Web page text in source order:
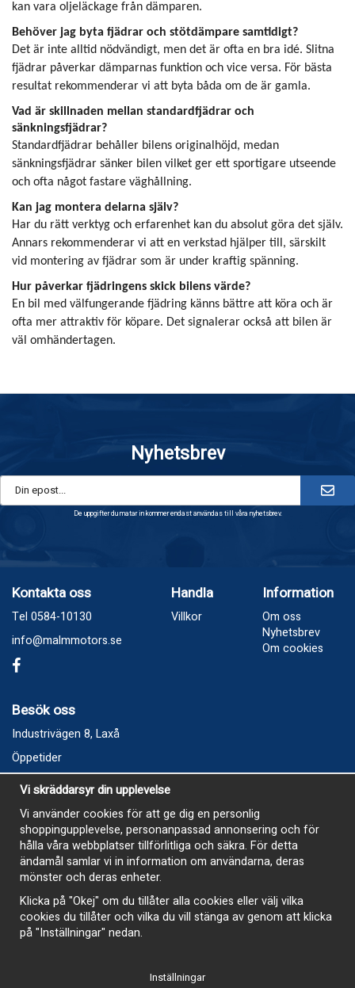
kan vara oljeläckage från dämparen.
Behöver jag byta fjädrar och stötdämpare samtidigt?
Det är inte alltid nödvändigt, men det är ofta en bra idé. Slitna
fjädrar påverkar dämparnas funktion och vice versa. För bästa
resultat rekommenderar vi att byta båda om de är gamla.
Vad är skillnaden mellan standardfjädrar och
sänkningsfjädrar?
Standardfjädrar behåller bilens originalhöjd, medan
sänkningsfjädrar sänker bilen vilket ger ett sportigare utseende
och ofta något fastare väghållning.
Kan jag montera delarna själv?
Har du rätt verktyg och erfarenhet kan du absolut göra det själv.
Annars rekommenderar vi att en verkstad hjälper till, särskilt
vid montering av fjädrar som är under kraftig spänning.
Hur påverkar fjädringens skick bilens värde?
En bil med välfungerande fjädring känns bättre att köra och är
ofta mer attraktiv för köpare. Det signalerar också att bilen är
väl omhändertagen.
Nyhetsbrev
De uppgifter du matar in kommer endast användas till våra nyhetsbrev.
Kontakta oss
Tel 0584-10130
info@malmmotors.se
Handla
Villkor
Information
Om oss
Nyhetsbrev
Om cookies
Besök oss
Industrivägen 8, Laxå
Öppetider
Vecka 32
Måndag kl 9-12, kl 13 - 15
Onsdag kl 9-12, kl 13 - 15
Tisdag, Tordag och Fredag stängt
E-Handelsbutiken är öppen och paket skickas hela
sommaren
Vi skräddarsyr din upplevelse
Vi använder cookies för att ge dig en personlig
shoppingupplevelse, personanpassad annonsering och för
hålla våra webbplatser tillförlitliga och säkra. För detta
ändamål samlar vi in information om användarna, deras
mönster och deras enheter.
Klicka på "Okej" om du tillåter alla cookies eller välj vilka
cookies du tillåter och vilka du vill stänga av genom att klicka
på "Inställningar" nedan.
Inställningar